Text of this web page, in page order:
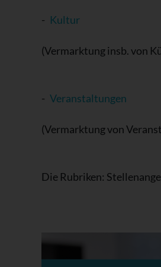
- Kultur
(Vermarktung insb. von
- Veranstaltungen
(Vermarktung von
Die Rubriken: